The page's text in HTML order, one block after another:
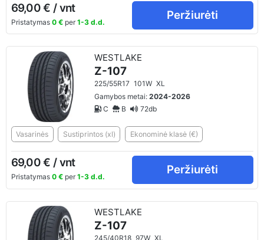
69,00 € / vnt
Pristatymas 0 €per 1-3 d.d.
Peržiurėti
WESTLAKE
Z-107
225/55R17 101W XL
Gamybos metai:2024-2026
C
B 72db
Vasarinės Sustiprintos (xl) Ekonominė klasė (€)
69,00 € / vnt
Pristatymas 0 €per 1-3 d.d.
Peržiurėti
WESTLAKE
Z-107
245/40R18 97W XL